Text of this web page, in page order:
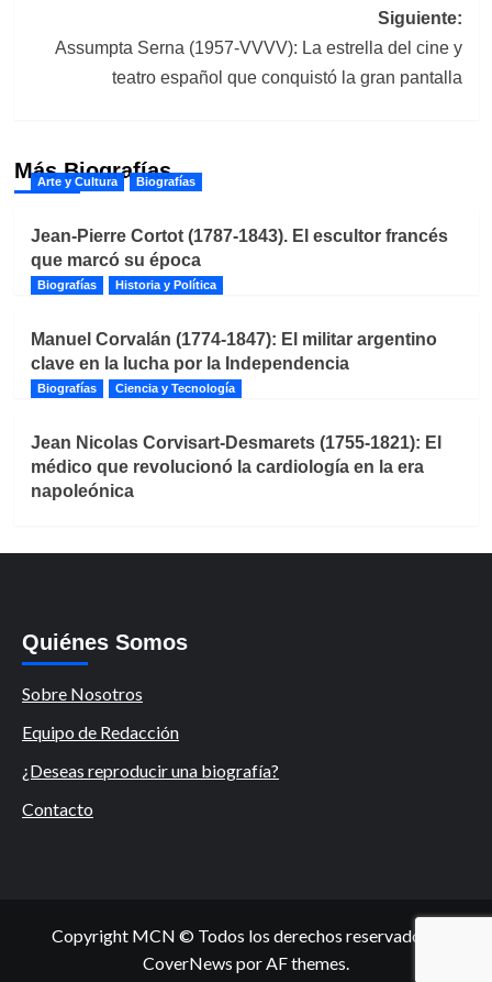
Siguiente:
Assumpta Serna (1957-VVVV): La estrella del cine y
teatro español que conquistó la gran pantalla
Más Biografías
Arte y Cultura Biografías
Jean-Pierre Cortot (1787-1843). El escultor francés
que marcó su época
Biografías Historia y Política
Manuel Corvalán (1774-1847): El militar argentino
clave en la lucha por la Independencia
Biografías Ciencia y Tecnología
Jean Nicolas Corvisart-Desmarets (1755-1821): El
médico que revolucionó la cardiología en la era
napoleónica
Quiénes Somos
Sobre Nosotros
Equipo de Redacción
¿Deseas reproducir una biografía?
Contacto
Copyright MCN © Todos los derechos reservados.
CoverNews por AF themes.